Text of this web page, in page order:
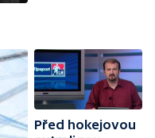
Před hokejovou